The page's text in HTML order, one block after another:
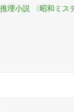
理小説 〈昭和ミス